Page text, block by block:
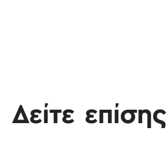
Δείτε επίσης